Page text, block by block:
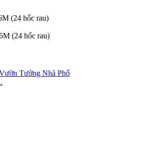
(24 hốc rau)
(24 hốc rau)
Tường Nhà Phố